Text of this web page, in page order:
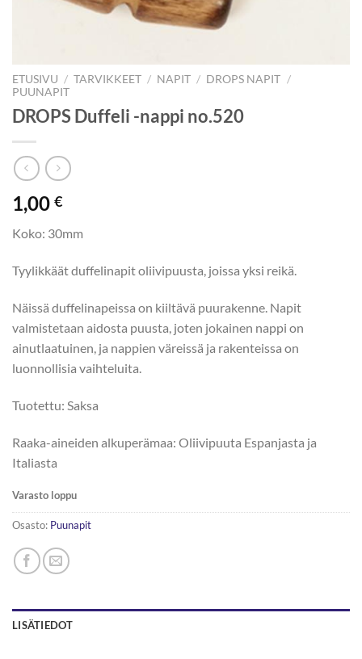
ETUSIVU / TARVIKKEET / NAPIT / DROPS NAPIT /
PUUNAPIT
DROPS Duffeli -nappi no.520
1,00 €
Koko: 30mm
Tyylikkäät duffelinapit oliivipuusta, joissa yksi reikä.
Näissä duffelinapeissa on kiiltävä puurakenne. Napit
valmistetaan aidosta puusta, joten jokainen nappi on
ainutlaatuinen, ja nappien väreissä ja rakenteissa on
luonnollisia vaihteluita.
Tuotettu: Saksa
Raaka-aineiden alkuperämaa: Oliivipuuta Espanjasta ja
Italiasta
Varasto loppu
Osasto: Puunapit
LISÄTIEDOT